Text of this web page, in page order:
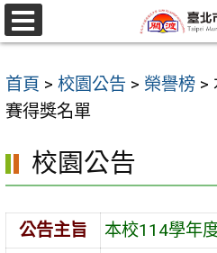
跳
至
要
內
區
選
單
首頁 > 校園公告 > 榮譽榜 >
賽得獎名單
校園公告
公告主旨
本校114學年